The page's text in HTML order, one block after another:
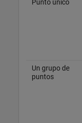
Punto único
Un grupo de
puntos